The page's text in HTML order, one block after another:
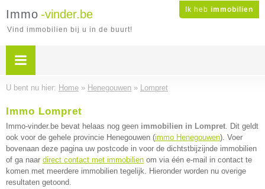
Ik heb immobilien
Immo -vinder.be
Vind immobilien bij u in de buurt!
U bent nu hier: Home » Henegouwen » Lompret
Immo Lompret
Immo-vinder.be bevat helaas nog geen immobilien in Lompret. Dit geldt
ook voor de gehele provincie Henegouwen (immo Henegouwen). Voer
bovenaan deze pagina uw postcode in voor de dichtstbijzijnde immobilien
of ga naar direct contact met immobilien om via één e-mail in contact te
komen met meerdere immobilien tegelijk. Hieronder worden nu overige
resultaten getoond.